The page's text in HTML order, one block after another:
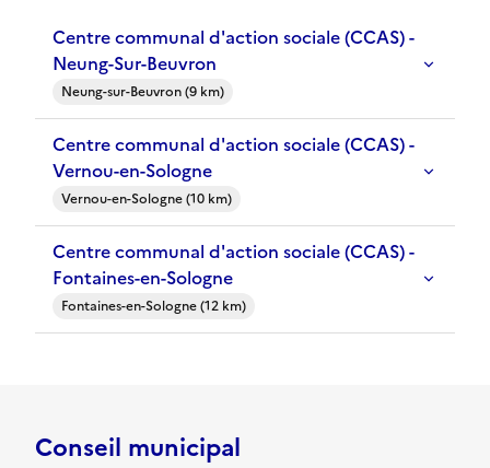
Centre communal d'action sociale (CCAS) -
Neung-Sur-Beuvron
Neung-sur-Beuvron (9 km)
Centre communal d'action sociale (CCAS) -
Vernou-en-Sologne
Vernou-en-Sologne (10 km)
Centre communal d'action sociale (CCAS) -
Fontaines-en-Sologne
Fontaines-en-Sologne (12 km)
Conseil municipal